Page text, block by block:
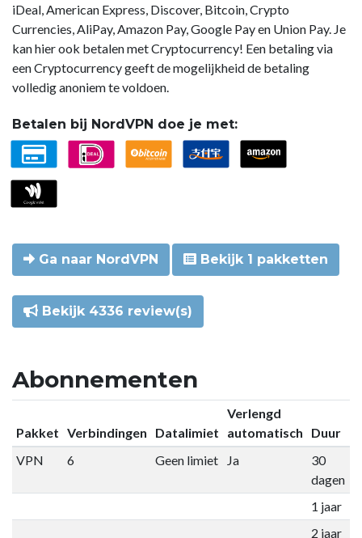
iDeal, American Express, Discover, Bitcoin, Crypto
Currencies, AliPay, Amazon Pay, Google Pay en Union Pay. Je
kan hier ook betalen met Cryptocurrency! Een betaling via
een Cryptocurrency geeft de mogelijkheid de betaling
volledig anoniem te voldoen.
Betalen bij NordVPN doe je met:
Ga naar NordVPN Bekijk 1 pakketten
Bekijk 4336 review(s)
Abonnementen
Pakket Verbindingen Datalimiet
Verlengd
automatisch
Duur
VPN
6 Geen limiet Ja
30
dagen
1 jaar
2 jaar